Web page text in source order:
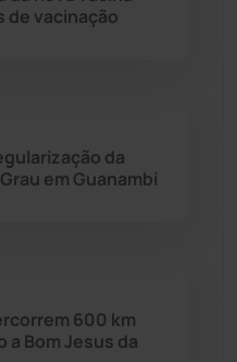
(50)
(1530)
de vacinação
da
em Guanambi
600 km
a Bom Jesus da